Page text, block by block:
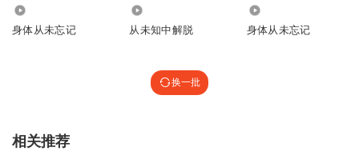
身体从未忘记 从未知中解脱 身体从未忘记
换一批
相关推荐